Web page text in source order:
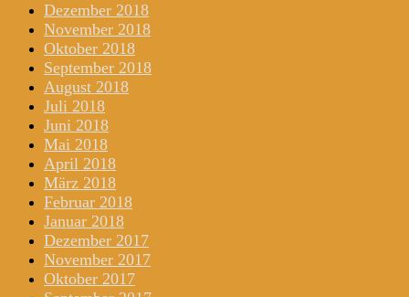
Dezember 2018
November 2018
Oktober 2018
September 2018
August 2018
Juli 2018
Juni 2018
Mai 2018
April 2018
März 2018
Februar 2018
Januar 2018
Dezember 2017
November 2017
Oktober 2017